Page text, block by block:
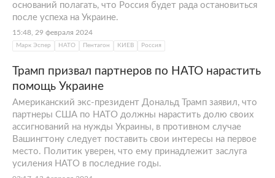
оснований полагать, что Россия будет рада остановиться
после успеха на Украине.
15:48, 29 февраля 2024
Марк Эспер НАТО Пентагон КИЕВ Россия
Трамп призвал партнеров по НАТО нарастить
помощь Украине
Американский экс-президент Дональд Трамп заявил, что
партнеры США по НАТО должны нарастить долю своих
ассигнований на нужды Украины, в противном случае
Вашингтону следует поставить свои интересы на первое
место. Политик уверен, что ему принадлежит заслуга
усиления НАТО в последние годы.